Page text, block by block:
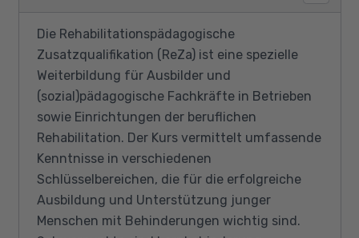
Die Rehabilitationspädagogische
Zusatzqualifikation (ReZa) ist eine spezielle
Weiterbildung für Ausbilder und
(sozial)pädagogische Fachkräfte in Betrieben
sowie Einrichtungen der beruflichen
Rehabilitation. Der Kurs vermittelt umfassende
Kenntnisse in verschiedenen
Schlüsselbereichen, die für die erfolgreiche
Ausbildung und Unterstützung junger
Menschen mit Behinderungen wichtig sind.